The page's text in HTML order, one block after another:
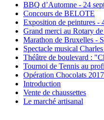
BBQ d’Automne - 24
Concours de BELOTE
Exposition de peintures -
Grand merci au Rotary
Marathon de Bruxelles -
Spectacle musical
Théâtre de boulevard :
Tournoi de Tennis au
Opération Chocolats
Introduction
Vente de chaussettes
Le marché artisanal